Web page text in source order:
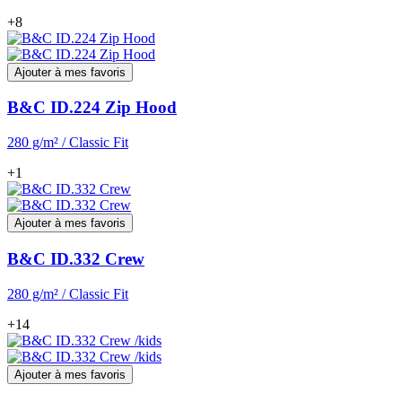
+8
Ajouter à mes favoris
B&C ID.224 Zip Hood
280 g/m² / Classic Fit
+1
Ajouter à mes favoris
B&C ID.332 Crew
280 g/m² / Classic Fit
+14
Ajouter à mes favoris